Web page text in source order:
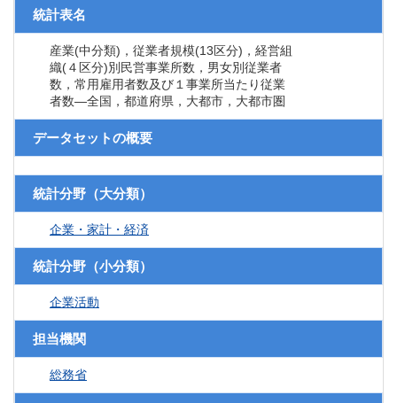
統計表名
産業(中分類)，従業者規模(13区分)，経営組
織(４区分)別民営事業所数，男女別従業者
数，常用雇用者数及び１事業所当たり従業
者数―全国，都道府県，大都市，大都市圏
データセットの概要
統計分野（大分類）
企業・家計・経済
統計分野（小分類）
企業活動
担当機関
総務省